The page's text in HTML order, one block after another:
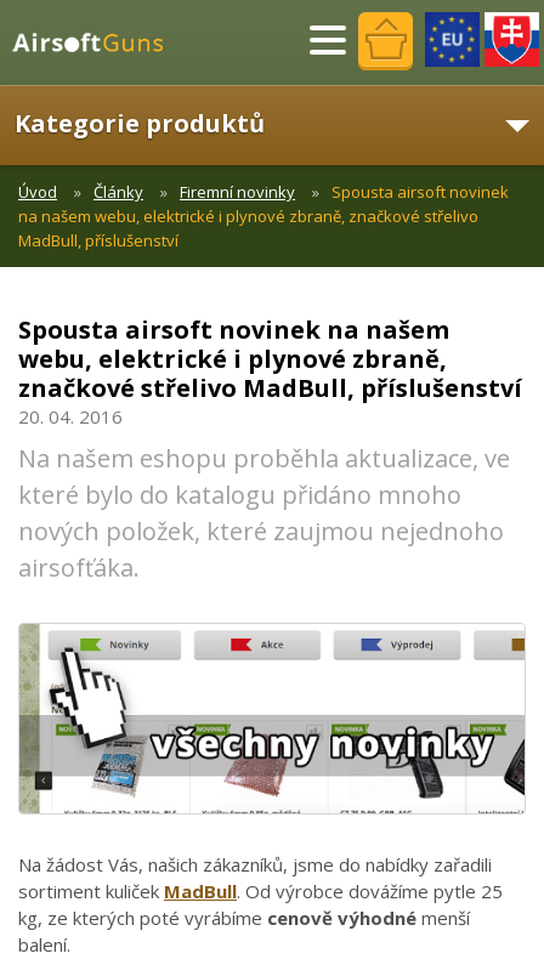
Menu
Kategorie produktů
Úvod Články Firemní novinky
Spousta airsoft novinek
na našem webu, elektrické i plynové zbraně, značkové střelivo
MadBull, příslušenství
Spousta airsoft novinek na našem
webu, elektrické i plynové zbraně,
značkové střelivo MadBull, příslušenství
20. 04. 2016
Na našem eshopu proběhla aktualizace, ve
které bylo do katalogu přidáno mnoho
nových položek, které zaujmou nejednoho
airsofťáka.
Na žádost Vás, našich zákazníků, jsme do nabídky zařadili
sortiment kuliček MadBull. Od výrobce dovážíme pytle 25
kg, ze kterých poté vyrábíme cenově výhodné menší
balení.